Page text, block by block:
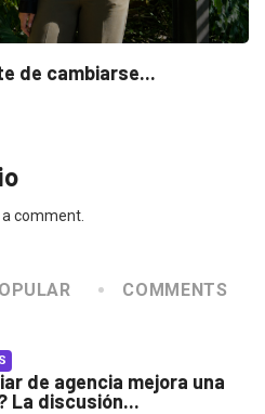
de cambiarse...
comment.
COMMENTS
de agencia mejora una
La discusión...